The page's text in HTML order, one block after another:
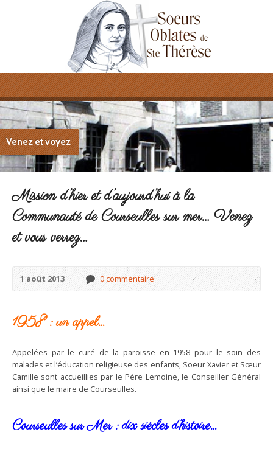
Venez et voyez
Mission d’hier et d’aujourd’hui à la
Communauté de Courseulles sur mer… Venez
et vous verrez…
1 août 2013 0 commentaire
1958 : un appel…
Appelées par le curé de la paroisse en 1958 pour le soin des
malades et l’éducation religieuse des enfants, Soeur Xavier et Sœur
Camille sont accueillies par le Père Lemoine, le Conseiller Général
ainsi que le maire de Courseulles.
Courseulles sur Mer : dix siècles d’histoire…